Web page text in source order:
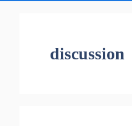
discussion